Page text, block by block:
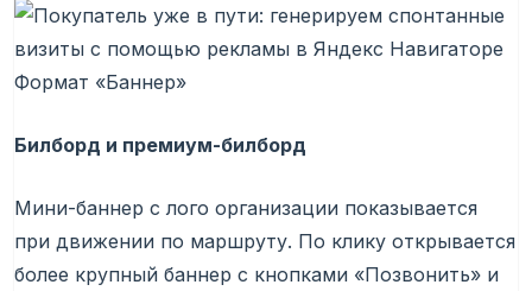
Формат «Баннер»
Билборд и премиум-билборд
Мини-баннер с лого организации показывается
при движении по маршруту. По клику открывается
более крупный баннер с кнопками «Позвонить» и